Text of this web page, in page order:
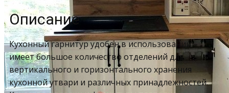
Описание
Кухонный гарнитур удобен в использовании –
имеет большое количество отделений для
вертикального и горизонтального хранения
кухонной утвари и различных принадлежностей.